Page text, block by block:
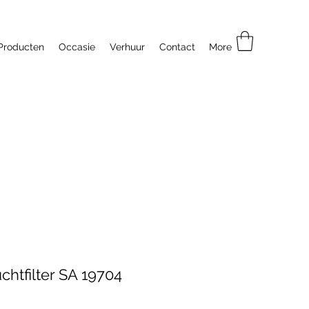
Occasie Verhuur Contact More
SA 19704